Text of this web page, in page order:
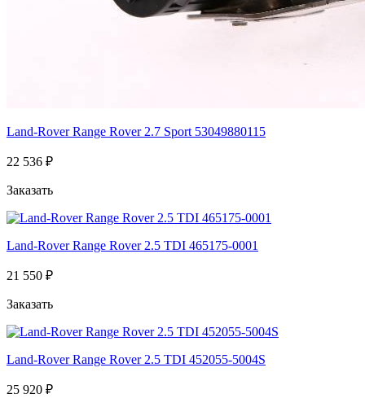
Land-Rover Range Rover 2.7 Sport 53049880115
22 536 ₽
Заказать
Land-Rover Range Rover 2.5 TDI 465175-0001
21 550 ₽
Заказать
Land-Rover Range Rover 2.5 TDI 452055-5004S
25 920 ₽